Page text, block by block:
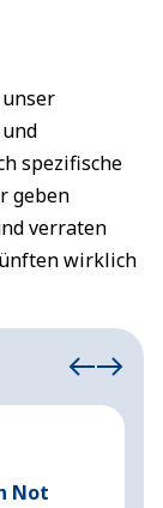
spezifische
geben
verraten
wirklich
Not